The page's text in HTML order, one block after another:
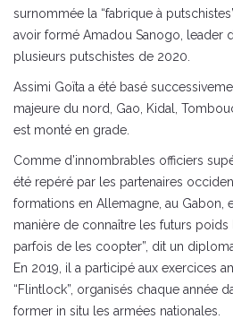
surnommée la “fabrique à
avoir formé Amadou Sanogo, leader
plusieurs putschistes de 2020.
Assimi Goïta a été basé
majeure du nord, Gao, Kidal,
est monté en grade.
Comme d’innombrables officiers
été repéré par les partenaires
formations en Allemagne, au Gabon,
manière de connaître les futurs
parfois de les coopter”, dit un
En 2019, il a participé aux exercices
“Flintlock”, organisés chaque année
former in situ les armées nationales.